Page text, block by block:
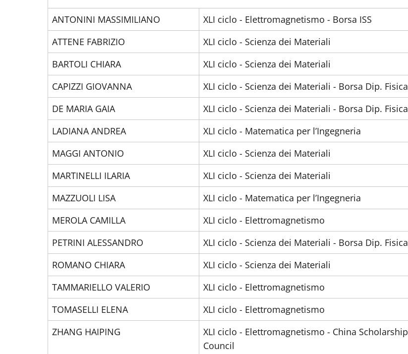
ANTONINI MASSIMILIANO
XLI ciclo - Elettromagnetismo - Borsa ISS
ATTENE FABRIZIO
XLI ciclo - Scienza dei Materiali
BARTOLI CHIARA
XLI ciclo - Scienza dei Materiali
CAPIZZI GIOVANNA
XLI ciclo - Scienza dei Materiali - Borsa Dip. Fisica
DE MARIA GAIA
XLI ciclo - Scienza dei Materiali - Borsa Dip. Fisica
LADIANA ANDREA
XLI ciclo - Matematica per l’Ingegneria
MAGGI ANTONIO
XLI ciclo - Scienza dei Materiali
MARTINELLI ILARIA
XLI ciclo - Scienza dei Materiali
MAZZUOLI LISA
XLI ciclo - Matematica per l’Ingegneria
MEROLA CAMILLA
XLI ciclo - Elettromagnetismo
PETRINI ALESSANDRO
XLI ciclo - Scienza dei Materiali - Borsa Dip. Fisica
ROMANO CHIARA
XLI ciclo - Scienza dei Materiali
TAMMARIELLO VALERIO
XLI ciclo - Elettromagnetismo
TOMASELLI ELENA
XLI ciclo - Elettromagnetismo
ZHANG HAIPING
XLI ciclo - Elettromagnetismo - China Scholarship
Council